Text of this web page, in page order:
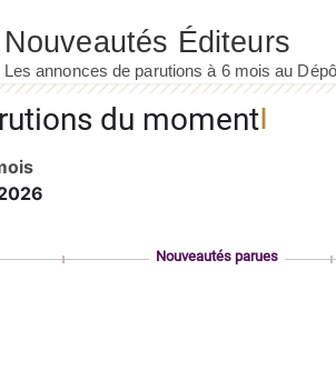
du moment
Nouveautés parues